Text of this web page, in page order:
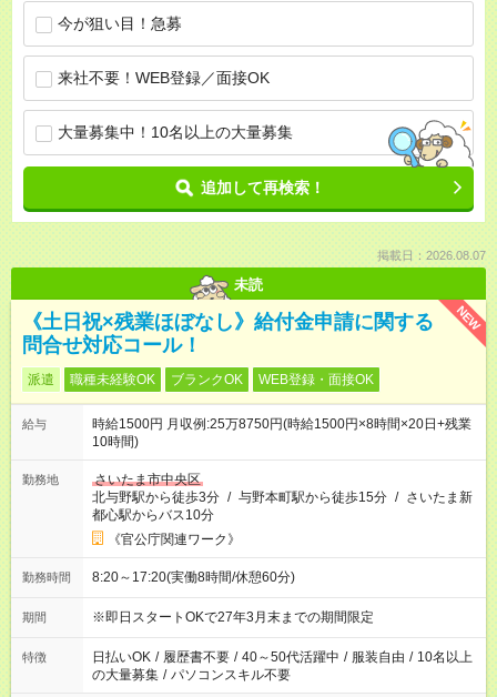
今が狙い目！急募
来社不要！WEB登録／面接OK
大量募集中！10名以上の大量募集
追加して再検索！
掲載日：2026.08.07
未読
NEW
《土日祝×残業ほぼなし》給付金申請に関する
問合せ対応コール！
派遣 職種未経験OK ブランクOK WEB登録・面接OK
給与
時給1500円 月収例:25万8750円(時給1500円×8時間×20日+残業
10時間)
勤務地
さいたま市中央区
北与野駅から徒歩3分 / 与野本町駅から徒歩15分 / さいたま新
都心駅からバス10分
《官公庁関連ワーク》
勤務時間 8:20～17:20(実働8時間/休憩60分)
期間 ※即日スタートOKで27年3月末までの期間限定
特徴 日払いOK / 履歴書不要 / 40～50代活躍中 / 服装自由 / 10名以上
の大量募集 / パソコンスキル不要